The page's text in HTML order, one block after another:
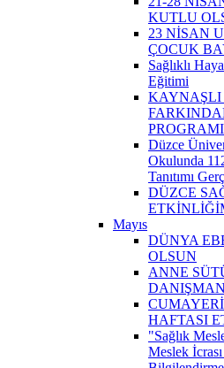
KUTLU
23 NİSAN
ÇOCUK
Sağlıklı
Eğitimi
KAYNAŞLI
Düzce
Okulunda
Tanıtımı
DÜZCE
Mayıs
DÜNYA
OLSUN
ANNE
HAFTASI
"Sağlık
Meslek